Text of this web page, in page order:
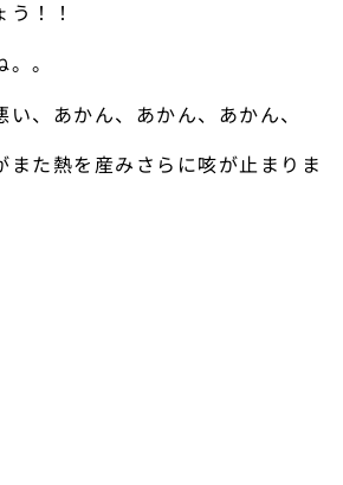
！！
。
、あかん、あかん、あかん、
また熱を産みさらに咳が止まりま